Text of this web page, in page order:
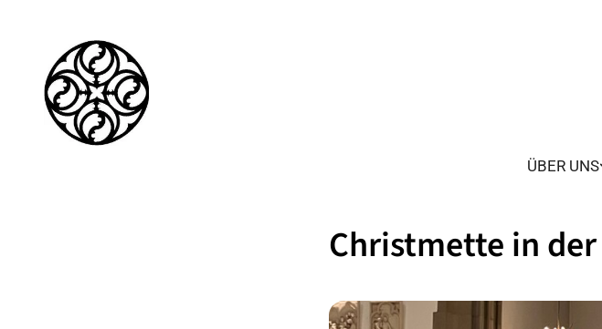
ÜBER UNS
Christmette in